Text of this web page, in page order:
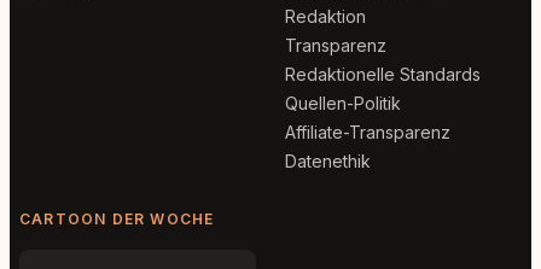
Redaktion
Transparenz
Redaktionelle Standards
Quellen-Politik
Affiliate-Transparenz
Datenethik
CARTOON DER WOCHE